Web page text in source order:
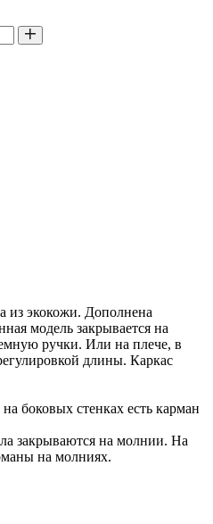
из экокожи. Дополнена
модель закрывается на
ручки. Или на плече, в
длины. Каркас
боковых стенках есть карман
закрываются на молнии. На
на молниях.